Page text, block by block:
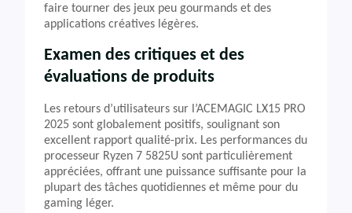
faire tourner des jeux peu gourmands et des
applications créatives légères.
Examen des critiques et des
évaluations de produits
Les retours d’utilisateurs sur l’ACEMAGIC LX15 PRO
2025 sont globalement positifs, soulignant son
excellent rapport qualité-prix. Les performances du
processeur Ryzen 7 5825U sont particulièrement
appréciées, offrant une puissance suffisante pour la
plupart des tâches quotidiennes et même pour du
gaming léger.